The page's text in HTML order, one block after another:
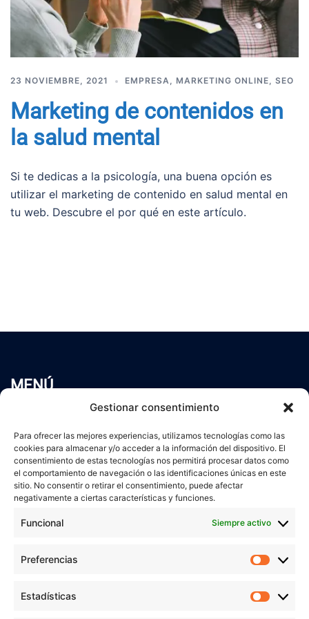
Gestionar consentimiento
Para ofrecer las mejores experiencias, utilizamos tecnologías como las
cookies para almacenar y/o acceder a la información del dispositivo. El
consentimiento de estas tecnologías nos permitirá procesar datos como
el comportamiento de navegación o las identificaciones únicas en este
sitio. No consentir o retirar el consentimiento, puede afectar
negativamente a ciertas características y funciones.
Funcional Siempre activo
Preferencias
Estadísticas
23 NOVIEMBRE, 2021 EMPRESA, MARKETING ONLINE, SEO
Marketing de contenidos en
la salud mental
Si te dedicas a la psicología, una buena opción es
utilizar el marketing de contenido en salud mental en
tu web. Descubre el por qué en este artículo.
MENÚ
Servicios
Blog
Contacto
Aviso Legal
Política de cookies
veronicaruiz.es
está bajo